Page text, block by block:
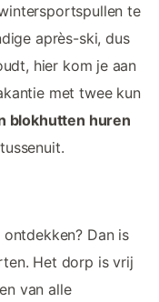
te
après-ski, dus
hier kom je aan
met twee kun
blokhutten huren
Dan is
Het dorp is vrij
van alle